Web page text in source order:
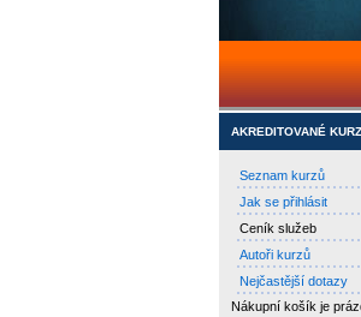
AKREDITOVANÉ
Seznam kurzů
Jak se přihlásit
Ceník služeb
Autoři kurzů
Nejčastější dotazy
Nákupní košík je